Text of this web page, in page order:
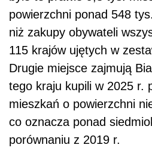
powierzchni ponad 548
niż zakupy obywateli
115 krajów ujętych w
Drugie miejsce zajmują
tego kraju kupili w 2025 r.
mieszkań o powierzchni
co oznacza ponad
porównaniu z 2019 r.